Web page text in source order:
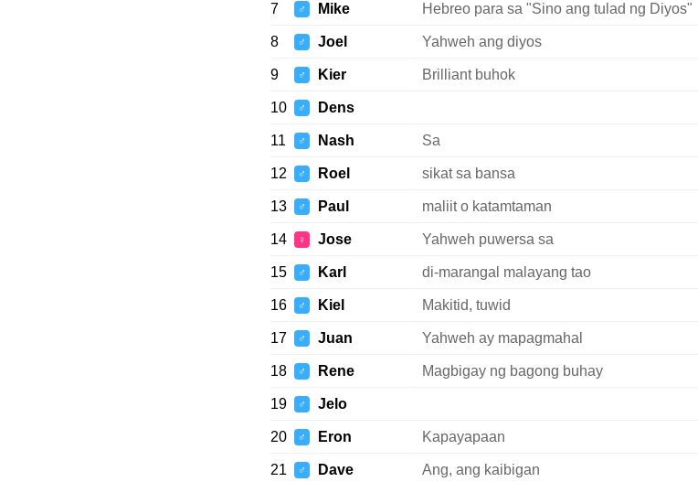
7 ♂ Mike Hebreo para sa "Sino ang tulad ng Diyos"
8 ♂ Joel Yahweh ang diyos
9 ♂ Kier Brilliant buhok
10 ♂ Dens
11 ♂ Nash Sa
12 ♂ Roel sikat sa bansa
13 ♂ Paul maliit o katamtaman
14 ♀ Jose Yahweh puwersa sa
15 ♂ Karl di-marangal malayang tao
16 ♂ Kiel Makitid, tuwid
17 ♂ Juan Yahweh ay mapagmahal
18 ♂ Rene Magbigay ng bagong buhay
19 ♂ Jelo
20 ♂ Eron Kapayapaan
21 ♂ Dave Ang, ang kaibigan